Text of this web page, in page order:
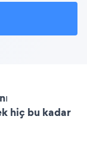
hiç bu kadar